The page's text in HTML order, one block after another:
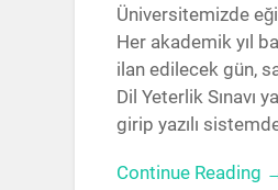
Üniversitemizde
Her akademik yıl
ilan edilecek gün,
Dil Yeterlik Sınavı
girip yazılı
Continue Reading